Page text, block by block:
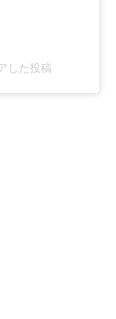
した投稿